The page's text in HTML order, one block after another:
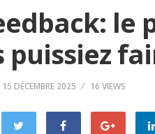
le
puissiez
15 DÉCEMBRE 2025 16 VIEWS